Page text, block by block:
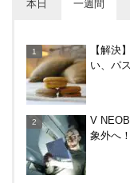
本日 一週間
バック
～12/14
加入し
【解決
い、パ
V
象外へ